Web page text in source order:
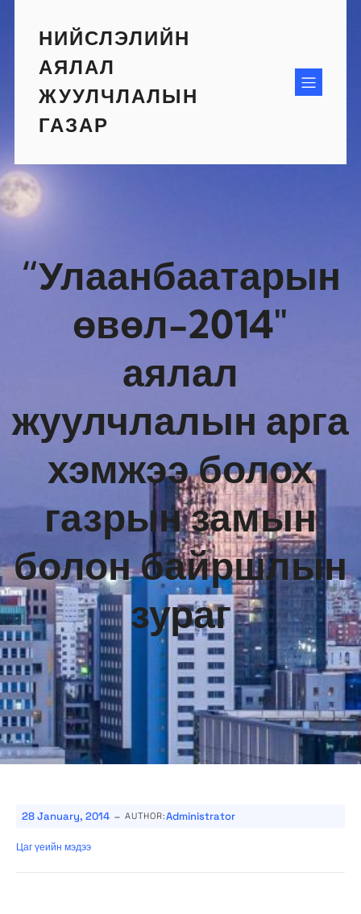
contentНИЙСЛЭЛИЙН
АЯЛАЛ
ЖУУЛЧЛАЛЫН
ГАЗАР
“Улаанбаатарын
өвөл-2014″
аялал
жуулчлалын арга
хэмжээ болох
газрын замын
болон байршлын
зураг
28 January, 2014 - AUTHOR:Administrator
Цаг үеийн мэдээ